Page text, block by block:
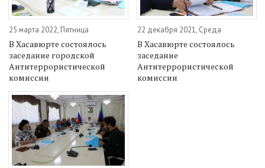
25 марта 2022, Пятница
В Хасавюрте состоялось
заседание городской
Антитеррористической
комиссии
22 декабря 2021, Среда
В Хасавюрте состоялось
заседание
Антитеррористической
комиссии